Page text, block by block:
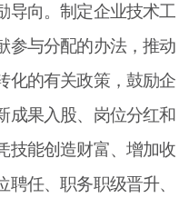
导向。制定企业技术工
参与分配的办法，推动
化的有关政策，鼓励企
成果入股、岗位分红和
技能创造财富、增加收
任、职务职级晋升、